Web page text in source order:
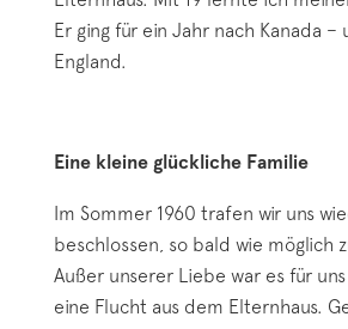
Er ging für ein Jahr nach Kanada –
England.
Eine kleine glückliche Familie
Im Sommer 1960 trafen wir uns
beschlossen, so bald wie möglich
Außer unserer Liebe war es für
eine Flucht aus dem Elternhaus.